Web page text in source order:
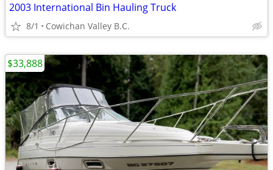
2003 International Bin Hauling Truck
8/1 Cowichan Valley B.C.
$33,888